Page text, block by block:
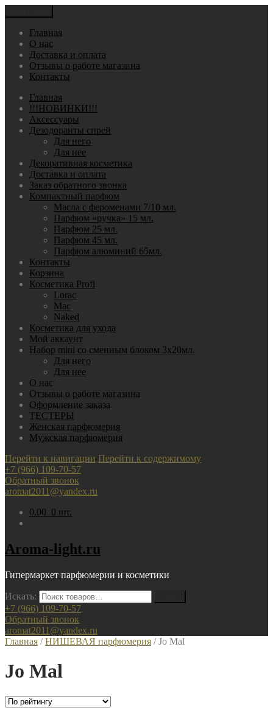
Главная
О нас
Доставка и оплата
Отзывы о работе магазина
Контакты
Главная
!!!НОВИНКИ!!!
Аксессуары
Дезодоранты спрей
Для него
Для нее
Декоративная косметика
Доставка и оплата
Заказ обратного звонка
Компактный парфюм
Масла с фероменами 7/10 мл.
Парфюм «ручка» 15 мл.
Парфюм 25 мл.
Парфюм 45 мл.
Парфюм алюминий 65мл.
Контакты
Корзина
Косметика Profi
Lorac
Mac
Nаked
Косметика для ухода
Мой аккаунт
Набор mini со сменным блоком 3х20мл.
Для него
Для нее
О нас
Отзывы о работе магазина
Оформление заказа
ТЕСТЕРЫ
Женская парфюмерия
Мужская парфюмерия
Перейти к навигации Перейти к содержимому
+7 (966) 109-70-57
Обратный звонок
aromat2011@yandex.ru
0.00 0 шт.
Aroma-light.ru
Гипермаркет парфюмерии и косметики
Искать:
+7 (966) 109-70-57
Обратный звонок
aromat2011@yandex.ru
Главная /НИШЕВАЯ парфюмерия / Jo Mal
Jo Mal